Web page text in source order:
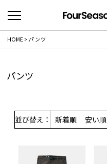
HOME パンツ
パンツ
並び替え 新着順 安い順